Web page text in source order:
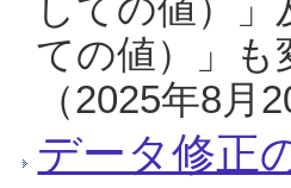
ての値）」
（2025年8月
データ修正